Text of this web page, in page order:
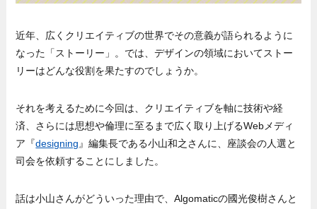
近年、広くクリエイティブの世界でその意義が語られるように
なった「ストーリー」。では、デザインの領域においてストー
リーはどんな役割を果たすのでしょうか。
それを考えるために今回は、クリエイティブを軸に技術や経
済、さらには思想や倫理に至るまで広く取り上げるWebメディ
ア『designing 』編集長である小山和之さんに、座談会の人選と
司会を依頼することにしました。
話は小山さんがどういった理由で、Algomaticの國光俊樹さんと